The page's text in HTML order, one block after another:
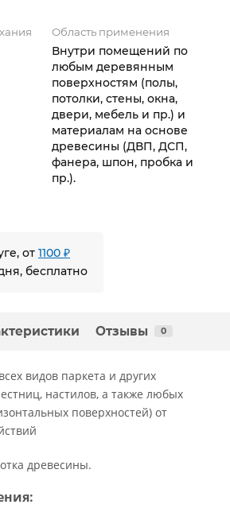
Область применения
Внутри помещений по
любым деревянным
поверхностям (полы,
потолки, стены, окна,
двери, мебель и пр.) и
материалам на основе
древесины (ДВП, ДСП,
фанера, шпон, пробка и
пр.).
от 1100 ₽
бесплатно
Отзывы 0
видов паркета и других
настилов, а также любых
поверхностей) от
древесины.